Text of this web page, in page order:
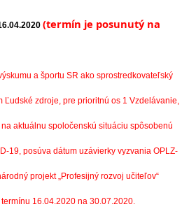
(termín je posunutý na
a športu SR ako sprostredkovateľský
Ľudské zdroje, pre prioritnú os 1 Vzdelávanie,
aktuálnu spoločenskú situáciu spôsobenú
19, posúva dátum uzávierky vyzvania OPLZ-
projekt „Profesijný rozvoj učiteľov“
16.04.2020 na 30.07.2020.